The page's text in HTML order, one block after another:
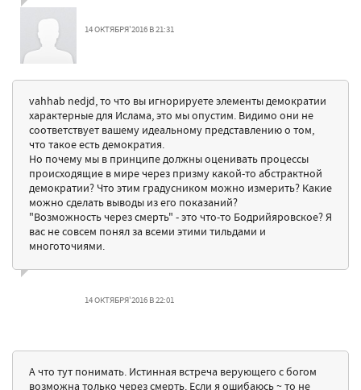
14 ОКТЯБРЯ'2016 В 21:31
vahhab nedjd, то что вы игнорируете элементы демократии
характерные для Ислама, это мы опустим. Видимо они не
соответствует вашему идеальному представлению о том,
что такое есть демократия.
Но почему мы в принципе должны оценивать процессы
происходящие в мире через призму какой-то абстрактной
демократии? Что этим градусником можно измерить? Какие
можно сделать выводы из его показаний?
"Возможность через смерть" - это что-то Бодрийяровское? Я
вас не совсем понял за всеми этими тильдами и
многоточиями.
14 ОКТЯБРЯ'2016 В 22:01
А что тут понимать. Истинная встреча верующего с богом
возможна только через смерть. Если я ошибаюсь ~ то не